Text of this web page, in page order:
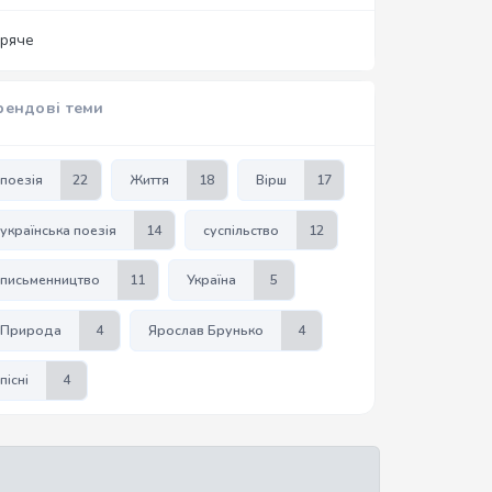
теми
поезія 22 Життя 18 Вірш 17
українська поезія 14 суспільство 12
письменництво 11 Україна 5
Природа 4 Ярослав Брунько 4
пісні 4